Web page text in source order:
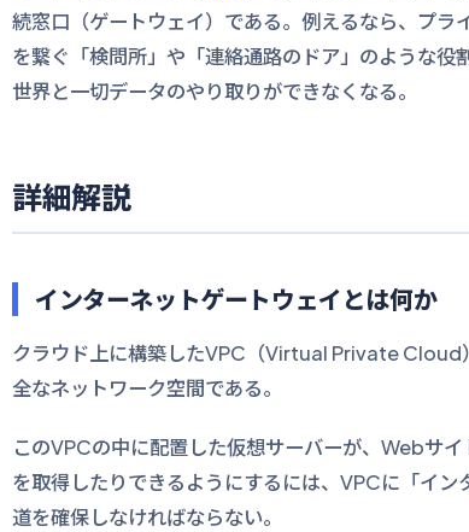
続窓口（ゲートウェイ）である。例えるなら、プラ
を繋ぐ「検問所」や「連絡通路のドア」のような
世界と一切データのやり取りができなくなる。
詳細解説
インターネットゲートウェイとは何か
クラウド上に構築したVPC（Virtual Private Cloud
全なネットワーク空間である。
このVPCの中に配置した仮想サーバーが、Webサ
を取得したりできるようにするには、VPCに「イ
道を確保しなければならない。